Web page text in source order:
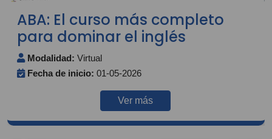
ABA: El curso más completo
para dominar el inglés
Modalidad: Virtual
Fecha de inicio: 01-05-2026
Ver más